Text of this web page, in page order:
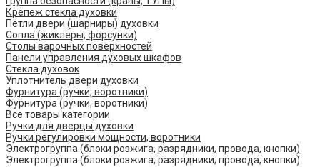
Крепеж стекла духовки
Петли двери (шарниры) духовки
Сопла (жиклеры, форсунки)
Столы варочных поверхностей
Панели управления духовых шкафов
Стекла духовок
Уплотнитель двери духовки
Фурнитура (ручки, воротники)
Фурнитура (ручки, воротники)
Все товары категории
Ручки для дверцы духовки
Ручки регулировки мощности, воротники
Электрогруппа (блоки розжига, разрядники, провода, кнопки)
Электрогруппа (блоки розжига, разрядники, провода, кнопки)